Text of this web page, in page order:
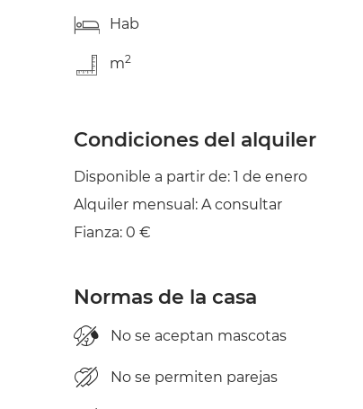
Hab
m2
Condiciones del alquiler
Disponible a partir de: 1 de enero
Alquiler mensual: A consultar
Fianza: 0 €
Normas de la casa
No se aceptan mascotas
No se permiten parejas